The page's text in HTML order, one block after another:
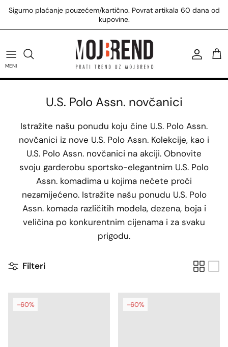
Preskoči
sadržaj
Sigurno plaćanje pouzećem/kartično. Povrat artikala 60 dana od
kupovine.
MENI
U.S. Polo Assn. majice
U.S. Polo Assn. patike
Tommy Hilfiger patike
Tommy Hilfiger torbe
Calvin Klein kupaći
Calvin Klein torbe
Replay košulje
Muškarci
U.S. Polo Assn. novčanici
Istražite našu ponudu koju čine U.S. Polo Assn.
novčanici iz nove U.S. Polo Assn. Kolekcije, kao i
U.S. Polo Assn. novčanici na akciji. Obnovite
svoju garderobu sportsko-elegantnim U.S. Polo
Assn. komadima u kojima nećete proći
nezamijećeno. Istražite našu ponudu U.S. Polo
Assn. komada različitih modela, dezena, boja i
veličina po konkurentnim cijenama i za svaku
prigodu.
Filteri
-60% -60%